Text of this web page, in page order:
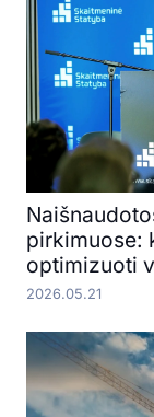
pirkimuose:
optimizuoti
2026.05.21